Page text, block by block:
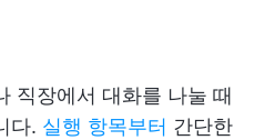
직장에서 대화를 나눌 때
다. 실행 항목부터 간단한